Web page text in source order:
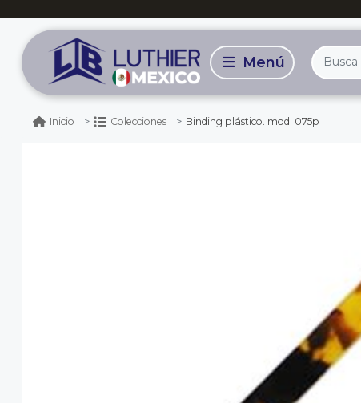
Inicio Colecciones Binding plástico. mod: 075p